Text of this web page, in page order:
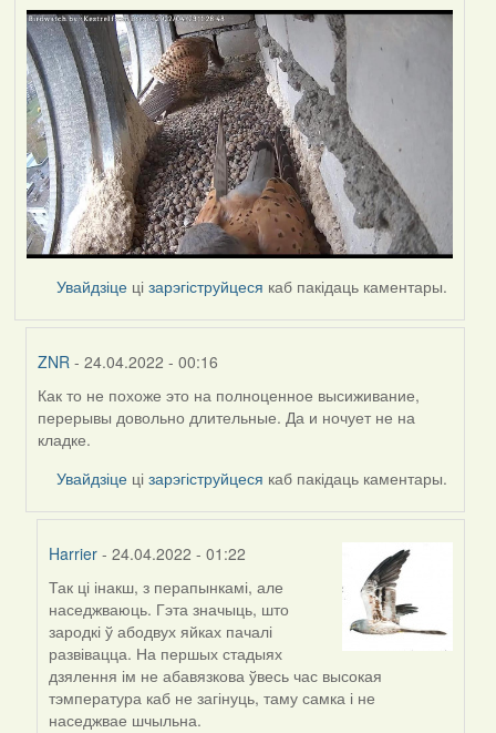
Увайдзіце цізарэгіструйцеся каб пакідаць каментары.
ZNR - 24.04.2022 - 00:16
In
reply
to
Как то не похоже это на полноценное высиживание,
перерывы довольно длительные. Да и ночует не на
кладке.
Увайдзіце цізарэгіструйцеся каб пакідаць каментары.
Harrier - 24.04.2022 - 01:22
In
reply
to
by
ZNR
Так ці інакш, з перапынкамі, але
наседжваюць. Гэта значыць, што
зародкі ў абодвух яйках пачалі
развівацца. На першых стадыях
дзялення ім не абавязкова ўвесь час высокая
тэмпература каб не загінуць, таму самка і не
наседжвае шчыльна.